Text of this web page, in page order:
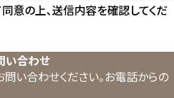
意の上、送信内容を確認してくだ
い合わせ
い合わせください。お電話からの